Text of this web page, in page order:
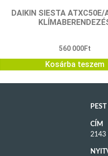
DAIKIN SIESTA ATXC50E/
560 000Ft
Kosárba teszem
CÍM
2143